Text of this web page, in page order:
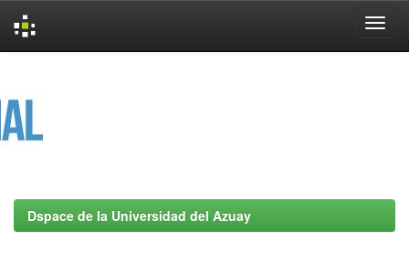
Dspace de la Universidad del Azuay